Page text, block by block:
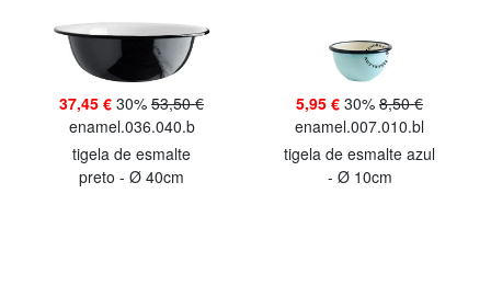
37,45 € 30% 53,50 €
enamel.036.040.b
tigela de esmalte
preto - Ø 40cm
5,95 € 30% 8,50 €
enamel.007.010.bl
tigela de esmalte azul
- Ø 10cm